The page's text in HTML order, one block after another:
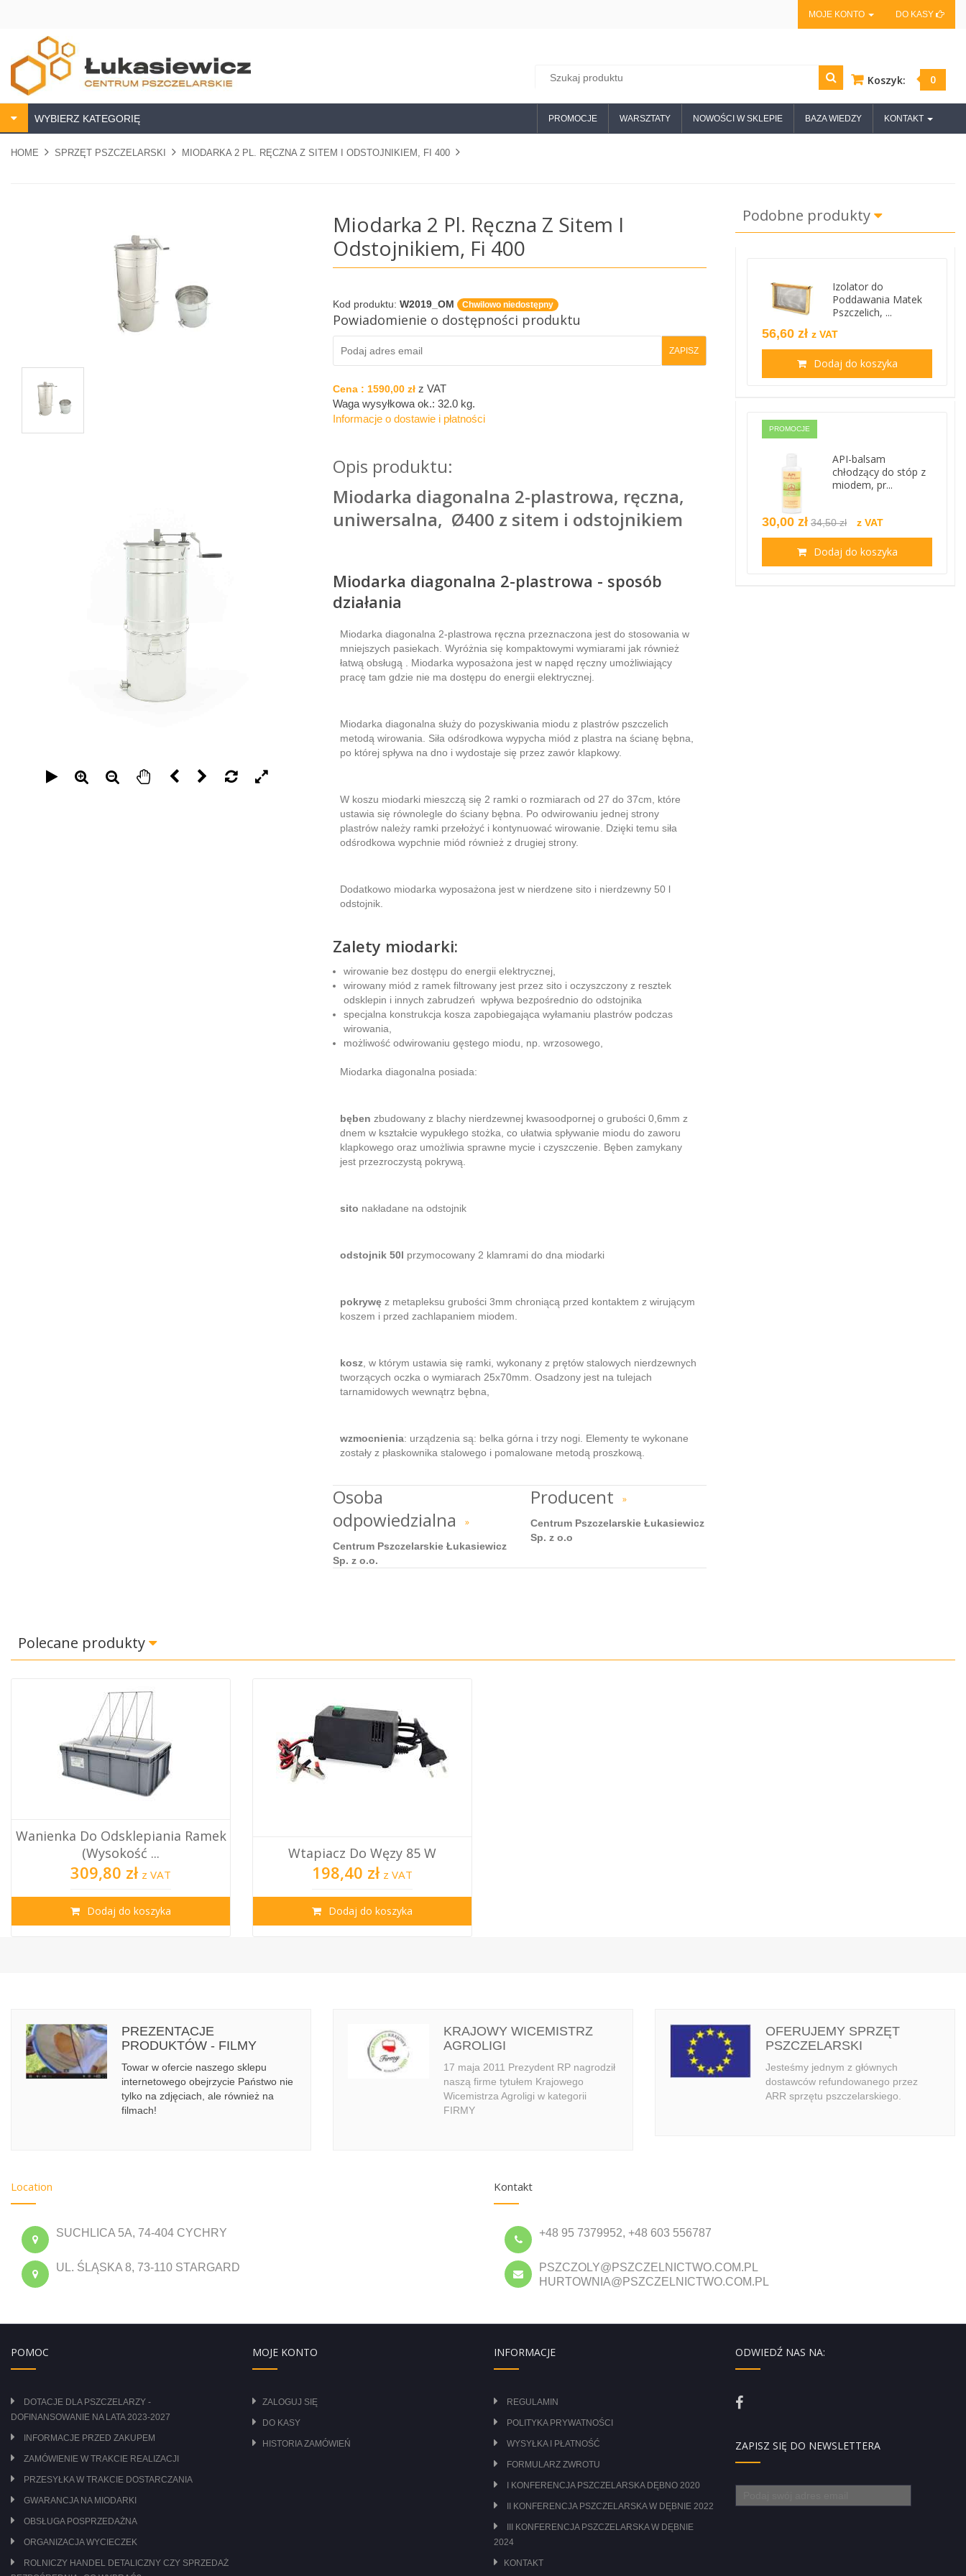
MOJE KONTO DO KASY
Koszyk: 0
PROMOCJE WARSZTATY NOWOŚCI W SKLEPIE BAZA WIEDZY KONTAKT
WYBIERZ KATEGORIĘ
HOME SPRZĘT PSZCZELARSKI MIODARKA 2 PL. RĘCZNA Z SITEM I ODSTOJNIKIEM, FI 400
Miodarka 2 Pl. Ręczna Z Sitem I
Odstojnikiem, Fi 400
Kod produktu: W2019_OM Chwilowo niedostępny
Powiadomienie o dostępności produktu
Cena : 1590,00 zł z VAT
Waga wysyłkowa ok.: 32.0 kg.
Informacje o dostawie i płatności
Opis produktu:
Miodarka diagonalna 2-plastrowa, ręczna,
uniwersalna, Ø400 z sitem i odstojnikiem
Miodarka diagonalna 2-plastrowa - sposób
działania
Miodarka diagonalna 2-plastrowa ręczna przeznaczona jest do stosowania w
mniejszych pasiekach. Wyróżnia się kompaktowymi wymiarami jak również
łatwą obsługą . Miodarka wyposażona jest w napęd ręczny umożliwiający
pracę tam gdzie nie ma dostępu do energii elektrycznej.
Miodarka diagonalna służy do pozyskiwania miodu z plastrów pszczelich
metodą wirowania. Siła odśrodkowa wypycha miód z plastra na ścianę bębna,
po której spływa na dno i wydostaje się przez zawór klapkowy.
W koszu miodarki mieszczą się 2 ramki o rozmiarach od 27 do 37cm, które
ustawia się równolegle do ściany bębna. Po odwirowaniu jednej strony
plastrów należy ramki przełożyć i kontynuować wirowanie. Dzięki temu siła
odśrodkowa wypchnie miód również z drugiej strony.
Dodatkowo miodarka wyposażona jest w nierdzene sito i nierdzewny 50 l
odstojnik.
Zalety miodarki:
wirowanie bez dostępu do energii elektrycznej,
wirowany miód z ramek filtrowany jest przez sito i oczyszczony z resztek
odsklepin i innych zabrudzeń wpływa bezpośrednio do odstojnika
specjalna konstrukcja kosza zapobiegająca wyłamaniu plastrów podczas
wirowania,
możliwość odwirowaniu gęstego miodu, np. wrzosowego,
Miodarka diagonalna posiada:
bęben zbudowany z blachy nierdzewnej kwasoodpornej o grubości 0,6mm z
dnem w kształcie wypukłego stożka, co ułatwia spływanie miodu do zaworu
klapkowego oraz umożliwia sprawne mycie i czyszczenie. Bęben zamykany
jest przezroczystą pokrywą.
sito nakładane na odstojnik
odstojnik 50l przymocowany 2 klamrami do dna miodarki
pokrywę z metapleksu grubości 3mm chroniącą przed kontaktem z wirującym
koszem i przed zachlapaniem miodem.
kosz, w którym ustawia się ramki, wykonany z prętów stalowych nierdzewnych
tworzących oczka o wymiarach 25x70mm. Osadzony jest na tulejach
tarnamidowych wewnątrz bębna,
wzmocnienia: urządzenia są: belka górna i trzy nogi. Elementy te wykonane
zostały z płaskownika stalowego i pomalowane metodą proszkową.
Osoba
odpowiedzialna
»
Centrum Pszczelarskie Łukasiewicz
Sp. z o.o.
Producent »
Centrum Pszczelarskie Łukasiewicz
Sp. z o.o
Podobne produkty
Izolator do
Poddawania Matek
Pszczelich, ...
56,60 zł z VAT
Dodaj do koszyka
PROMOCJE
API-balsam
chłodzący do stóp z
miodem, pr...
30,00 zł 34,50 zł z VAT
Dodaj do koszyka
Polecane produkty
Wanienka Do Odsklepiania Ramek
(wysokość ...
309,80 zł z VAT
Dodaj do koszyka
Wtapiacz Do Węzy 85 W
198,40 zł z VAT
Dodaj do koszyka
PREZENTACJE
PRODUKTÓW - FILMY
Towar w ofercie naszego sklepu
internetowego obejrzycie Państwo nie
tylko na zdjęciach, ale również na
filmach!
KRAJOWY WICEMISTRZ
AGROLIGI
17 maja 2011 Prezydent RP nagrodził
naszą firme tytułem Krajowego
Wicemistrza Agroligi w kategorii
FIRMY
OFERUJEMY SPRZĘT
PSZCZELARSKI
Jesteśmy jednym z głównych
dostawców refundowanego przez
ARR sprzętu pszczelarskiego.
Location
SUCHLICA 5A, 74-404 CYCHRY
UL. ŚLĄSKA 8, 73-110 STARGARD
Kontakt
+48 95 7379952, +48 603 556787
PSZCZOLY@PSZCZELNICTWO.COM.PL
HURTOWNIA@PSZCZELNICTWO.COM.PL
POMOC
DOTACJE DLA PSZCZELARZY -
DOFINANSOWANIE NA LATA 2023-2027
INFORMACJE PRZED ZAKUPEM
ZAMÓWIENIE W TRAKCIE REALIZACJI
PRZESYŁKA W TRAKCIE DOSTARCZANIA
GWARANCJA NA MIODARKI
OBSŁUGA POSPRZEDAŻNA
ORGANIZACJA WYCIECZEK
ROLNICZY HANDEL DETALICZNY CZY SPRZEDAŻ
MOJE KONTO
ZALOGUJ SIĘ
DO KASY
HISTORIA ZAMÓWIEŃ
INFORMACJE
REGULAMIN
POLITYKA PRYWATNOŚCI
WYSYŁKA I PŁATNOŚĆ
FORMULARZ ZWROTU
I KONFERENCJA PSZCZELARSKA DĘBNO 2020
II KONFERENCJA PSZCZELARSKA W DĘBNIE 2022
III KONFERENCJA PSZCZELARSKA W DĘBNIE
2024
KONTAKT
ODWIEDŹ NAS NA:
ZAPISZ SIĘ DO NEWSLETTERA